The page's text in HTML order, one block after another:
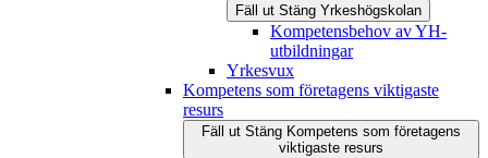
Fäll ut Stäng Yrkeshögskolan
Kompetensbehov av YH-
utbildningar
Yrkesvux
Kompetens som företagens viktigaste
resurs
Fäll ut Stäng Kompetens som företagens
viktigaste resurs